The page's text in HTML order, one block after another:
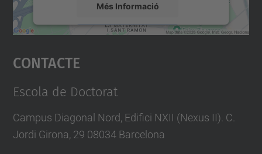
Més Informació
Accepta
powered by
Contacte
Escola de Doctorat
Campus Diagonal Nord, Edifici NXII (Nexus II). C.
Jordi Girona, 29 08034 Barcelona